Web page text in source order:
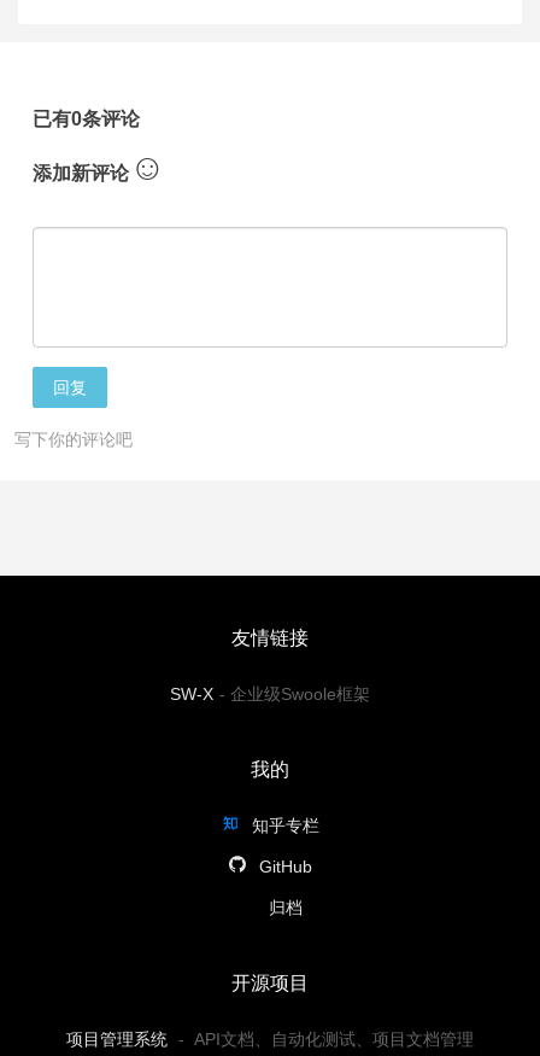
已有0条评论
添加新评论☺
回复
写下你的评论吧
友情链接
SW-X - 企业级Swoole框架
我的
知乎专栏
GitHub
归档
开源项目
项目管理系统 - API文档、自动化测试、项目文档管理